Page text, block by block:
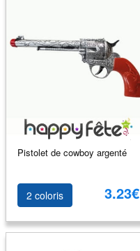
Pistolet de cowboy argenté
2 coloris 3.23€